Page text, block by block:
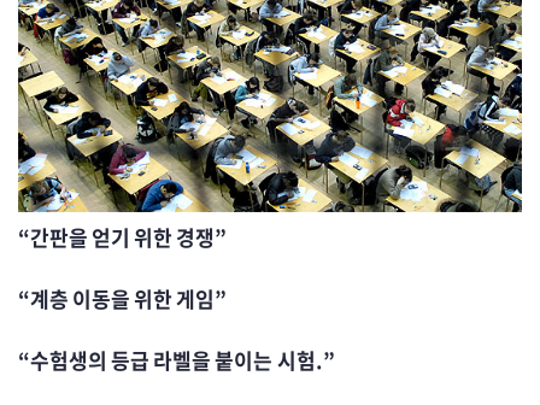
“간판을 얻기 위한 경쟁”
“계층 이동을 위한 게임”
“수험생의 등급 라벨을 붙이는 시험.”